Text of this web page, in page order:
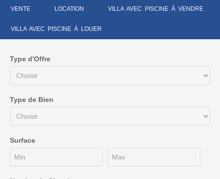
VENTE LOCATION VILLA AVEC PISCINE À VENDRE
VILLA AVEC PISCINE À LOUER
Type d'Offre
Type de Bien
Surface